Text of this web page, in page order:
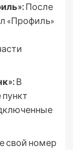
После
«Профиль»
В
свой номер